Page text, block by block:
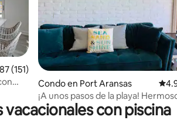
promedio: 4.87 de 5, 151 reseñas
(151)
Condo en Port Aransas
¡A unos pasos de la playa!
apartamento en la planta baja.
con piscina